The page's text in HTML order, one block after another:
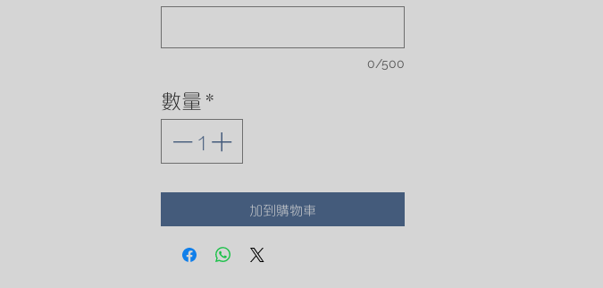
0/500
數量 *
加到購物車